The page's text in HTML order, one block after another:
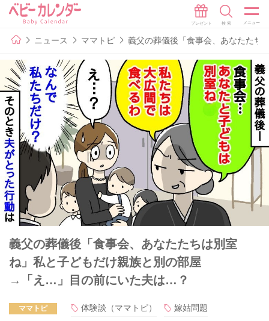
ニュース ママトピ 義父の葬儀後「食事会、あなたた
義父の葬儀後「食事会、あなたたちは別室
ね」私と子どもだけ親族と別の部屋
→「え…」目の前にいた夫は…？
ママトピ 体験談（ママトピ）
嫁姑問題